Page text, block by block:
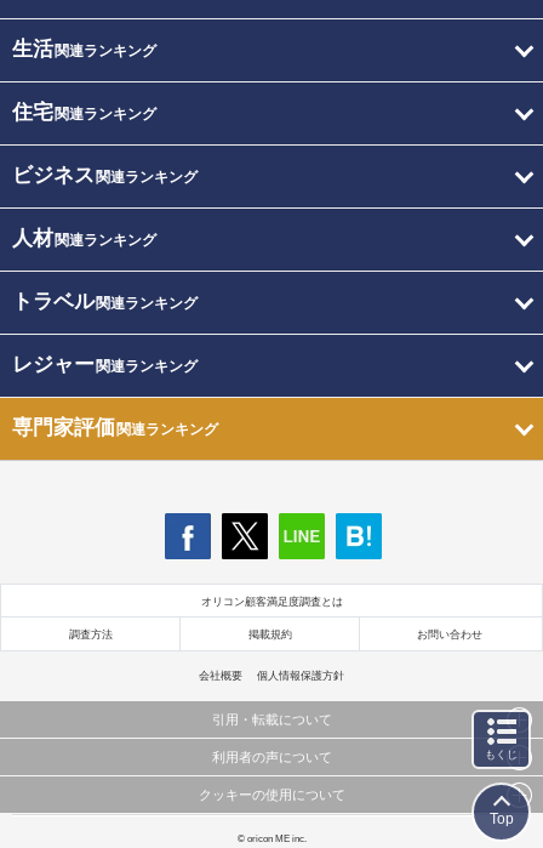
生活関連ランキング
住宅関連ランキング
ビジネス 関連ランキング
人材関連ランキング
トラベル関連ランキング
レジャー関連ランキング
専門家評価関連ランキング
オリコン顧客満足度調査とは
調査方法 掲載規約 お問い合わせ
会社概要 個人情報保護方針
引用・転載について
当サイトで公開されている情報（文字、写真、イラスト、画像データ等）及びこれらの配置・
これらの情報を権利者の許可なく無断転載・複製などの二次利用を行うことは固く禁じており
利用者の声について
当サイトに掲載している内容はすべてサービスの利用者が提出された見解・感想です。
弊社の見解・ 意見ではないことをご理解いただいた上でご覧ください。
クッキーの使用について
このサイトでは Cookie を使用して、ユーザーに合わせたコンテンツや広告の表示、ソーシャル
© oricon ME inc.
もくじ
Top